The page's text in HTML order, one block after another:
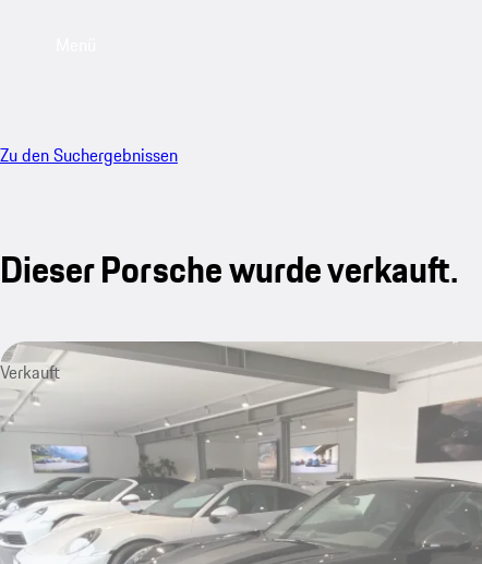
Zu den Suchergebnissen
Dieser Porsche wurde verkauft.
Verkauft